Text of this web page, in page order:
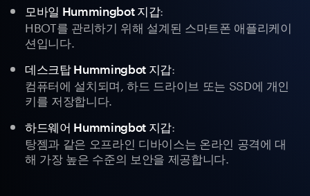
모바일 Hummingbot 지갑:
HBOT를 관리하기 위해 설계된 스마트폰 애플리케이
션입니다.
데스크탑 Hummingbot 지갑:
컴퓨터에 설치되며, 하드 드라이브 또는 SSD에 개인
키를 저장합니다.
하드웨어 Hummingbot 지갑:
탕젬과 같은 오프라인 디바이스는 온라인 공격에 대
해 가장 높은 수준의 보안을 제공합니다.